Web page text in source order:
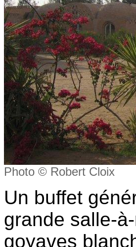
Photo © Robert Cloix
Un buffet
grande salle-
goyaves